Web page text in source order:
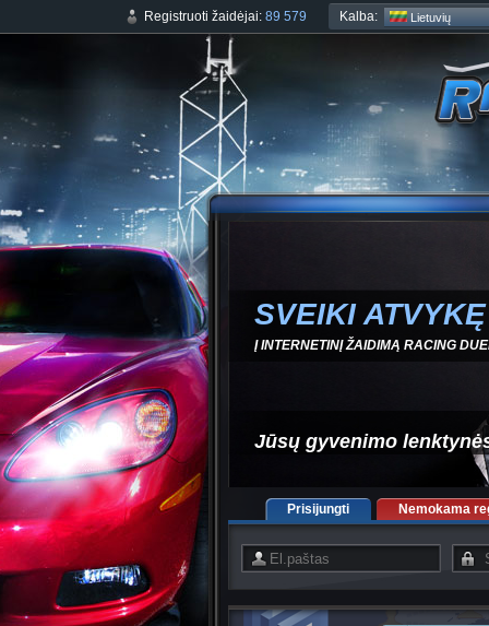
Registruoti žaidėjai: 89 579 Kalba: Lietuvių
SVEIKI ATVYKĘ
Į INTERNETINĮ ŽAIDIMĄ RACING
Jūsų gyvenimo
Prisijungti Nemokama